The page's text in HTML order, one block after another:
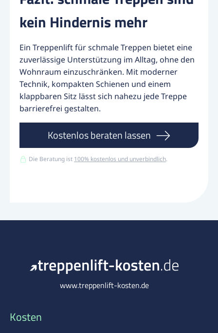
kein Hindernis mehr
Ein Treppenlift für schmale Treppen bietet eine
zuverlässige Unterstützung im Alltag, ohne den
Wohnraum einzuschränken. Mit moderner
Technik, kompakten Schienen und einem
klappbaren Sitz lässt sich nahezu jede Treppe
barrierefrei gestalten.
Kostenlos beraten lassen
Die Beratung ist 100% kostenlos und unverbindlich.
www.treppenlift-kosten.de
Kosten